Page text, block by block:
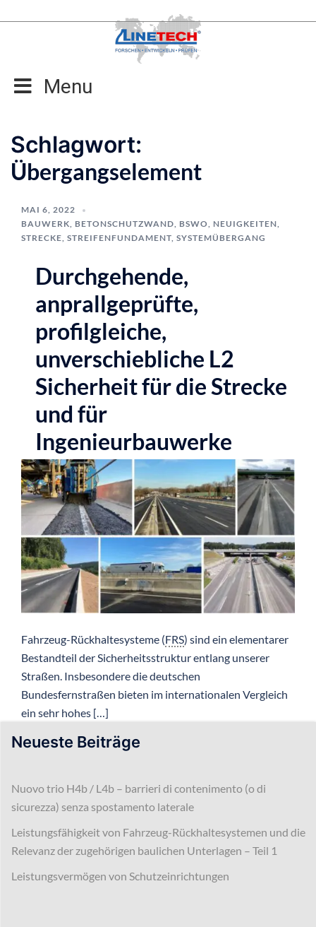
Inhalt
Menu
Schlagwort:
Übergangselement
MAI 6, 2022
BAUWERK, BETONSCHUTZWAND, BSWO, NEUIGKEITEN,
STRECKE, STREIFENFUNDAMENT, SYSTEMÜBERGANG
Durchgehende,
anprallgeprüfte,
profilgleiche,
unverschiebliche L2
Sicherheit für die Strecke
und für
Ingenieurbauwerke
Fahrzeug-Rückhaltesysteme (FRS) sind ein elementarer
Bestandteil der Sicherheitsstruktur entlang unserer
Straßen. Insbesondere die deutschen
Bundesfernstraßen bieten im internationalen Vergleich
ein sehr hohes […]
Neueste Beiträge
Nuovo trio H4b / L4b – barrieri di contenimento (o di
sicurezza) senza spostamento laterale
Leistungsfähigkeit von Fahrzeug-Rückhaltesystemen und die
Relevanz der zugehörigen baulichen Unterlagen – Teil 1
Leistungsvermögen von Schutzeinrichtungen